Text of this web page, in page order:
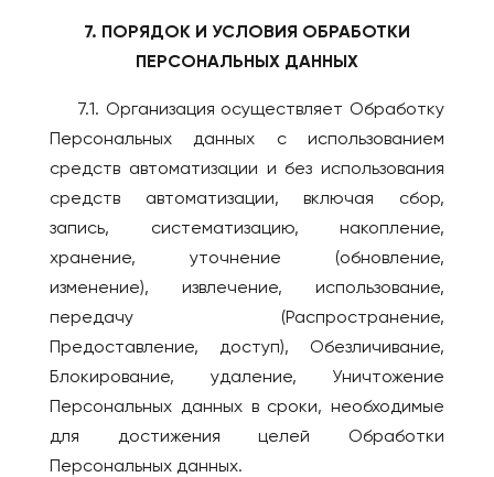
7. ПОРЯДОК И УСЛОВИЯ ОБРАБОТКИ
ПЕРСОНАЛЬНЫХ ДАННЫХ
7.1. Организация осуществляет Обработку
Персональных данных с использованием
средств автоматизации и без использования
средств автоматизации, включая сбор,
запись, систематизацию, накопление,
хранение, уточнение (обновление,
изменение), извлечение, использование,
передачу (Распространение,
Предоставление, доступ), Обезличивание,
Блокирование, удаление, Уничтожение
Персональных данных в сроки, необходимые
для достижения целей Обработки
Персональных данных.